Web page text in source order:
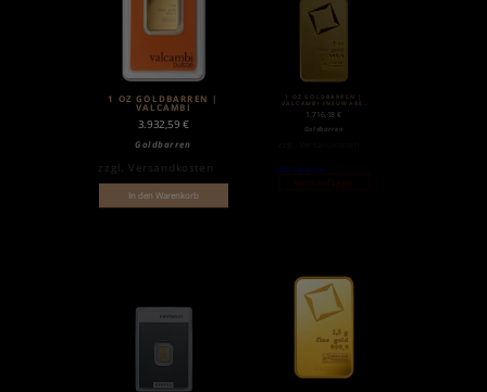
1 OZ GOLDBARREN |
VALCAMBI
3.932,59 €
Goldbarren
zzgl.Versandkosten
In den Warenkorb
1 OZ GOLDBARREN |
VALCAMBI (NEUWARE)
1.716,18€
Goldbarren
Weiterlesen
Nicht auf Lager